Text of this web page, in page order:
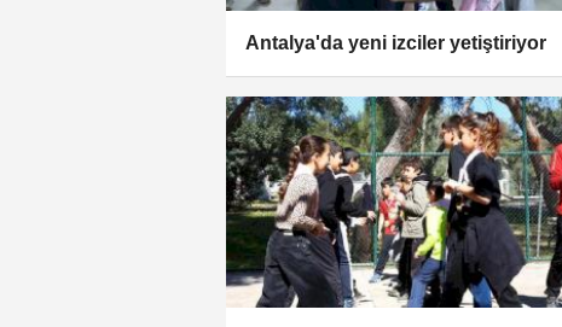
Antalya'da yeni izciler yetiştiriyor